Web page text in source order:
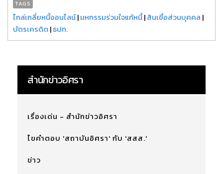
TAGS
ไกล่เกลี่ยหนี้ออนไลน์|มหกรรมร่วมใจแก้หนี้|สินเชื่อส่วนบุคคล |
บัตรเครดิต |ธปท.
สำนักข่าวอิศรา
เรื่องเด่น - สำนักข่าวอิศรา
ไขคำตอบ 'สถาบันอิศรา' กับ 'สสส.'
ข่าว